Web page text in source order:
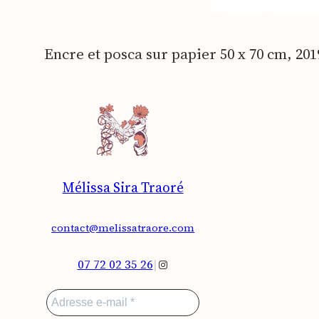
Encre et pos­ca sur papier 50 x 70 cm,
Mélissa Sira Traoré
contact@melissatraore.com
07 72 02 35 26|Instagram